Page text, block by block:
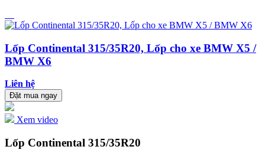
Lốp Continental 315/35R20, Lốp cho xe BMW X5 /
BMW X6
Liên hệ
Đặt mua ngay
Xem video
Lốp Continental 315/35R20